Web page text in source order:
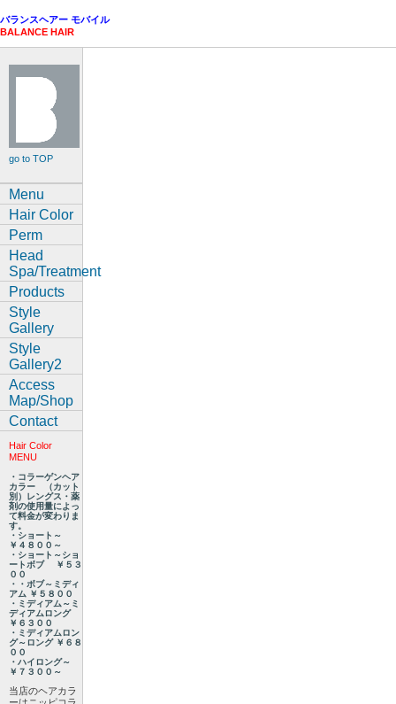
バランスヘアー モバイル
BALANCE HAIR
go to TOP
Menu
Hair Color
Perm
Head
Spa/Treatment
Products
Style
Gallery
Style
Gallery2
Access
Map/Shop
Contact
Hair Color
MENU
・コラーゲンヘア
カラー （カット
別）レングス・薬
剤の使用量によっ
て料金が変わりま
す。
・ショート～
￥４８００～
・ショート～ショ
ートボブ ￥５３
００
・・ボブ～ミディ
アム ￥５８００
・ミディアム～ミ
ディアムロング
￥６３００
・ミディアムロン
グ～ロング ￥６８
００
・ハイロング～
￥７３００～
当店のヘアカラ